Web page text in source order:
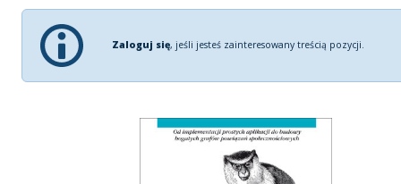
Zaloguj się, jeśli jesteś zainteresowany treścią pozycji.